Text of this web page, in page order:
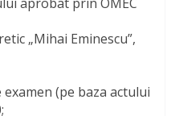
„Mihai Eminescu”,
(pe baza actului